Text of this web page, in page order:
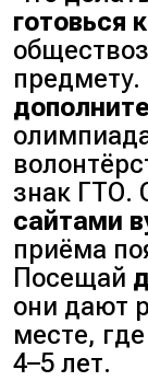
готовься
предмету.
знак ГТО.
сайтами
приёма
Посещай
они дают
месте,
4–5 лет.